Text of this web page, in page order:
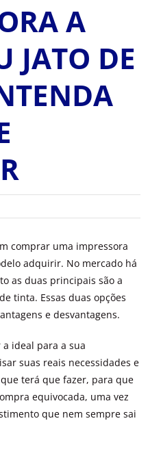
A
JATO DE
comprar uma impressora
adquirir. No mercado há
as duas principais são a
tinta. Essas duas opções
e desvantagens.
ideal para a sua
suas reais necessidades e
que terá que fazer, para que
equivocada, uma vez
que nem sempre sai